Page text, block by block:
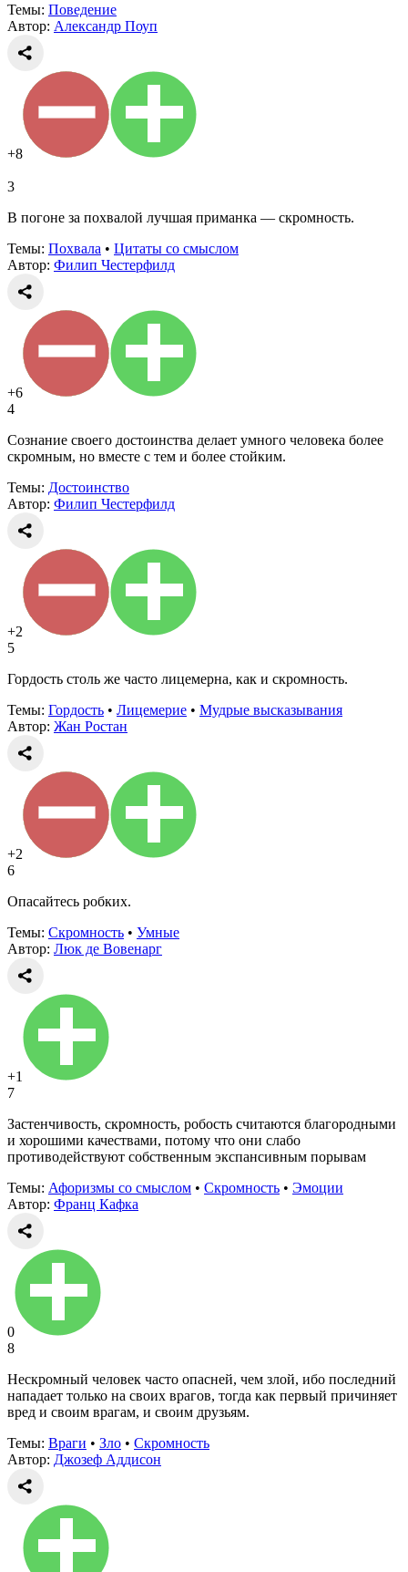
Темы: Поведение
Автор: Александр Поуп
+8
3
В погоне за похвалой лучшая приманка — скромность.
Темы: Похвала • Цитаты со смыслом
Автор: Филип Честерфилд
+6
4
Сознание своего достоинства делает умного человека более
скромным, но вместе с тем и более стойким.
Темы: Достоинство
Автор: Филип Честерфилд
+2
5
Гордость столь же часто лицемерна, как и скромность.
Темы: Гордость • Лицемерие • Мудрые высказывания
Автор: Жан Ростан
+2
6
Опасайтесь робких.
Темы: Скромность • Умные
Автор: Люк де Вовенарг
+1
7
Застенчивость, скромность, робость считаются благородными
и хорошими качествами, потому что они слабо
противодействуют собственным экспансивным порывам
Темы: Афоризмы со смыслом • Скромность • Эмоции
Автор: Франц Кафка
0
8
Нескромный человек часто опасней, чем злой, ибо последний
нападает только на своих врагов, тогда как первый причиняет
вред и своим врагам, и своим друзьям.
Темы: Враги • Зло • Скромность
Автор: Джозеф Аддисон